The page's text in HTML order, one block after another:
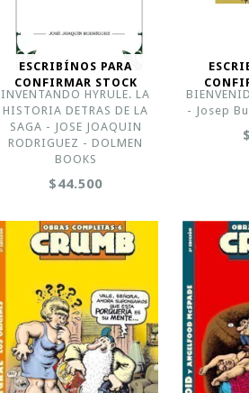
ESCRIBÍNOS PARA
CONFIRMAR STOCK
INVENTANDO HYRULE. LA
HISTORIA DETRAS DE LA
SAGA - JOSE JOAQUIN
RODRIGUEZ - DOLMEN
BOOKS
$44.500
- Josep